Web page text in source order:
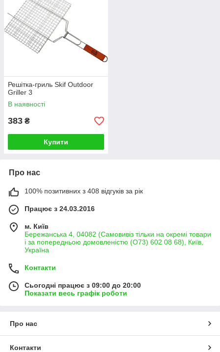
Решітка-гриль Skif Outdoor
Griller 3
В наявності
383 ₴
Купити
Про нас
100% позитивних з 408 відгуків за рік
Працює з 24.03.2016
м. Київ
Бережанська 4, 04082 (Самовивіз тільки на окремі товари
і за попередньою домовленістю (О73) 602 08 68), Київ,
Україна
Контакти
Сьогодні працює з 09:00 до 20:00
Показати весь графік роботи
Про нас
Контакти